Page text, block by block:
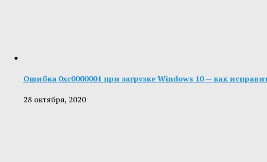
Ошибка 0xc0000001 при загрузке Windows 10 — как
28 октября, 2020